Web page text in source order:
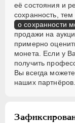
её состояния и
сохранность,
о сохранности
продажи на
примерно
монета. Если у
получить
Вы всегда
наших партнёров.